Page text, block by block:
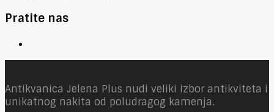
Pratite nas
Antikvanica Jelena Plus nudi veliki izbor antikviteta i
unikatnog nakita od poludragog kamenja.